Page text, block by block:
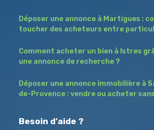
Déposer une annonce à Martigues :
toucher des acheteurs entre
Comment acheter un bien à Istres
une annonce de recherche ?
Déposer une annonce immobilière à
de-Provence : vendre ou acheter
Besoin d'aide ?